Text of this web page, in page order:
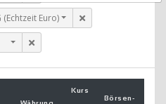
Euro)
Kurs
Börsen­